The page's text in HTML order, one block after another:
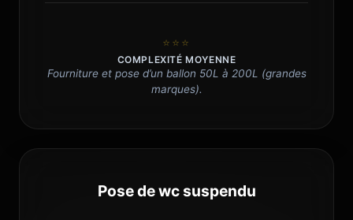
⭐⭐⭐
COMPLEXITÉ MOYENNE
Fourniture et pose d’un ballon 50L à 200L (grandes
marques).
Pose de wc suspendu